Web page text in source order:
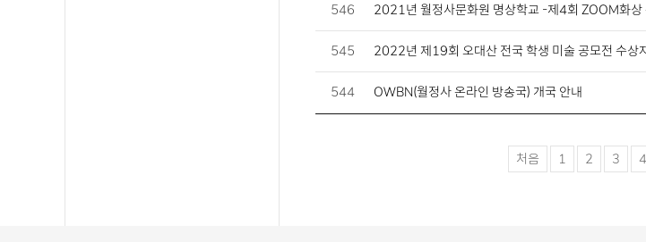
546 2021년 월정사문화원 명상학교 -제4회 ZOOM화상
545 2022년 제19회 오대산 전국 학생 미술 공모전 수상
544 OWBN(월정사 온라인 방송국) 개국 안내
처음 1 2 3 4